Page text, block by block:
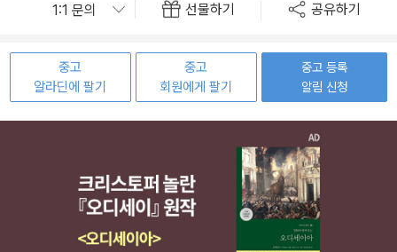
선물하기 공유하기
중고
알라딘에 팔기
중고
회원에게 팔기
중고 등록
알림 신청